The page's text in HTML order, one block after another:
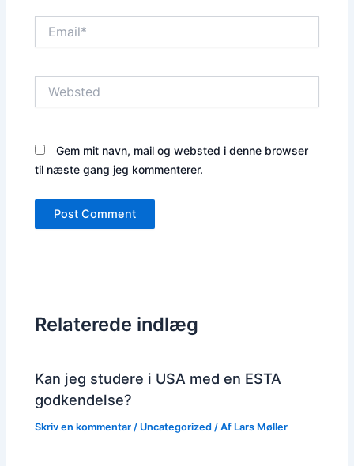
Gem mit navn, mail og websted i denne browser
til næste gang jeg kommenterer.
Relaterede indlæg
Kan jeg studere i USA med en ESTA
godkendelse?
Skriv en kommentar / Uncategorized / Af Lars Møller